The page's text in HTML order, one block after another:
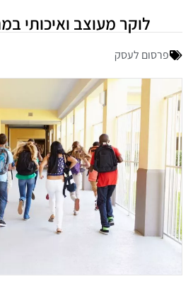
לוקר מעוצב ואיכותי
פרסום לעסק